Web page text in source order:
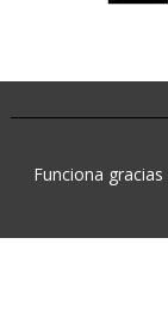
Funciona